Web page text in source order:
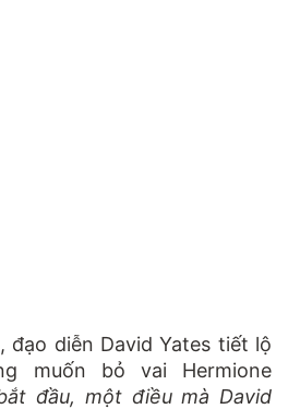
đạo diễn David Yates tiết lộ
muốn bỏ vai Hermione
đầu, một điều mà David